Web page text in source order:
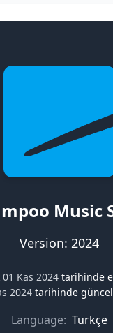
Music
Version: 2024
01 Kas 2024 tarihinde
2024 tarihinde
Language: Türkçe